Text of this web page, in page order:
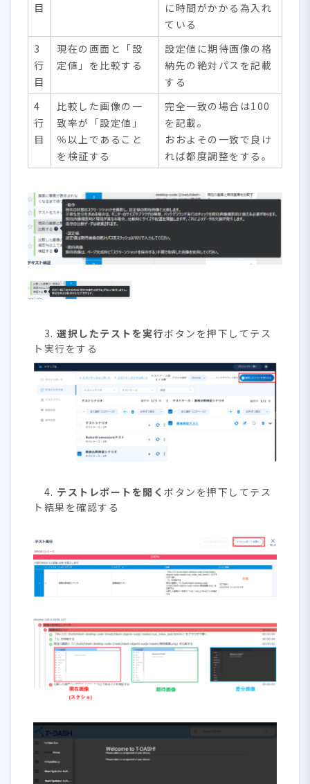
目
に時間がかかる為入れ
ている
3
行
目
現在の画面と「設
定値」を比較する
設定値に期待画像の格
納先の絶対パスを記載
する
4
行
目
比較した画像の一
致率が「設定値」
％以上であること
を検証する
完全一致の場合は100
を記載。
おおよその一致で良け
れば都度調整をする。
3. 選択したテストを実行ボタンを押下してテス
ト実行をする
4. テストレポートを開く ボタンを押下してテス
ト結果を確認する